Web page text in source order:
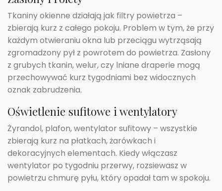
Tkaniny okienne działają jak filtry powietrza –
zbierają kurz z całego pokoju. Problem w tym, że przy
każdym otwieraniu okna lub przeciągu wytrząsają
zgromadzony pył z powrotem do powietrza. Zasłony
z grubych tkanin, welur, czy lniane draperie mogą
przechowywać kurz tygodniami bez widocznych
oznak zabrudzenia.
Oświetlenie sufitowe i wentylatory
Żyrandol, plafon, wentylator sufitowy – wszystkie
zbierają kurz na płatkach, żarówkach i
dekoracyjnych elementach. Kiedy włączasz
wentylator po tygodniu przerwy, rozsiewasz w
powietrzu chmurę pyłu, który opadał tam w spokoju.